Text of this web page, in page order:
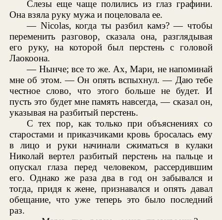
Слезы еще чаще полились из глаз графини.
Она взяла руку мужа и поцеловала ее.
— Nicolas, когда ты разбил камэ? — чтобы
переменить разговор, сказала она, разглядывая
его руку, на которой был перстень с головой
Лаокоона.
— Нынче; все то же. Ах, Мари, не напоминай
мне об этом. — Он опять вспыхнул. — Даю тебе
честное слово, что этого больше не будет. И
пусть это будет мне память навсегда, — сказал он,
указывая на разбитый перстень.
С тех пор, как только при объяснениях со
старостами и приказчиками кровь бросалась ему
в лицо и руки начинали сжиматься в кулаки
Николай вертел разбитый перстень на пальце и
опускал глаза перед человеком, рассердившим
его. Однако же раза два в год он забывался и
тогда, придя к жене, признавался и опять давал
обещание, что уже теперь это было последний
раз.